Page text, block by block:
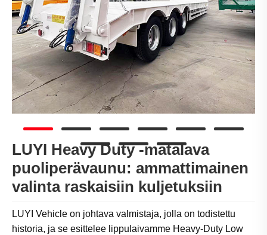
LUYI Heavy Duty -matalava
puoliperävaunu: ammattimainen
valinta raskaisiin kuljetuksiin
LUYI Vehicle on johtava valmistaja, jolla on todistettu
historia, ja se esittelee lippulaivamme Heavy-Duty Low